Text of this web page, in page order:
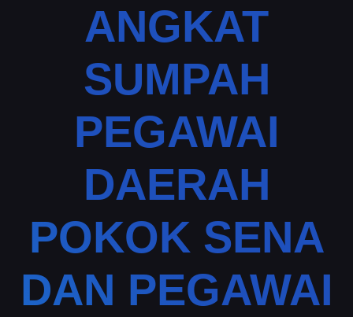
ANGKAT
SUMPAH
PEGAWAI
DAERAH
POKOK SENA
DAN PEGAWAI